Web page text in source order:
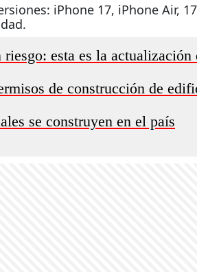
iPhone 17, iPhone Air,
esta es la actualización
de construcción de
se construyen en el país